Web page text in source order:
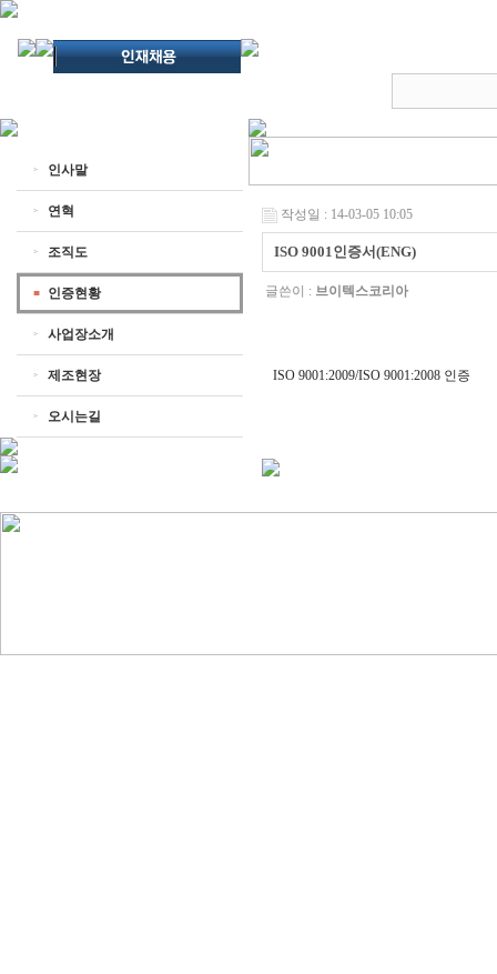
인사말
연혁
조직도
인증현황
사업장소개
제조현장
오시는길
작성일 : 14-03-05 10:05
ISO 9001인증서(ENG)
글쓴이 : 브이텍스코리아
ISO 9001:2009/ISO 9001:2008 인증